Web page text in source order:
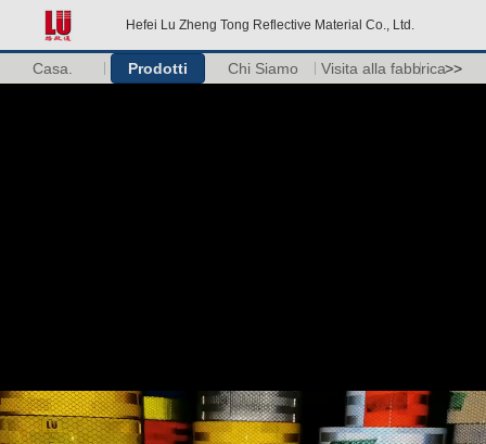
Hefei Lu Zheng Tong Reflective Material Co., Ltd.
Casa. Prodotti Chi Siamo Visita alla fabbrica>>